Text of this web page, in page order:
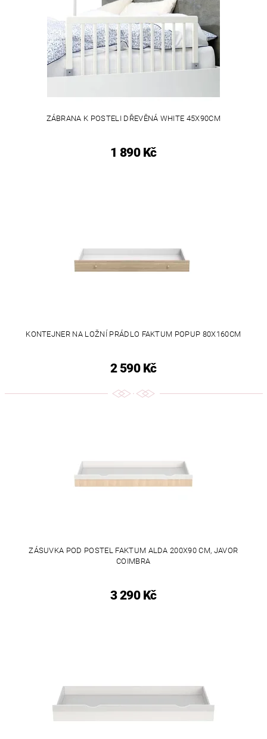
ZÁBRANA K POSTELI DŘEVĚNÁ WHITE 45X90CM
1 890 Kč
KONTEJNER NA LOŽNÍ PRÁDLO FAKTUM POPUP 80X160CM
2 590 Kč
ZÁSUVKA POD POSTEL FAKTUM ALDA 200X90 CM, JAVOR
COIMBRA
3 290 Kč